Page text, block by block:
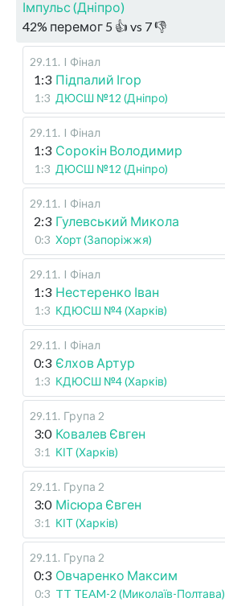
Імпульс (Дніпро)
42% перемог 5 👍 vs 7👎
29.11 . I Фінал
1:3 Підпалий Ігор
1:3 ДЮСШ №12 (Дніпро)
29.11 . I Фінал
1:3 Сорокін Володимир
1:3 ДЮСШ №12 (Дніпро)
29.11 . I Фінал
2:3 Гулевський Микола
0:3 Хорт (Запоріжжя)
29.11 . I Фінал
1:3 Нестеренко Іван
1:3 КДЮСШ №4 (Харків)
29.11 . I Фінал
0:3 Єлхов Артур
1:3 КДЮСШ №4 (Харків)
29.11 . Група 2
3:0 Ковалев Євген
3:1 КІТ (Харків)
29.11 . Група 2
3:0 Місюра Євген
3:1 КІТ (Харків)
29.11 . Група 2
0:3 Овчаренко Максим
0:3 TT TEAM-2 (Миколаїв-Полтава)